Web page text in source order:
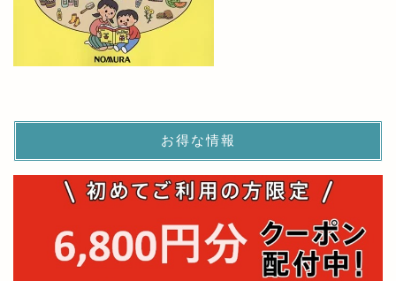
お得な情報